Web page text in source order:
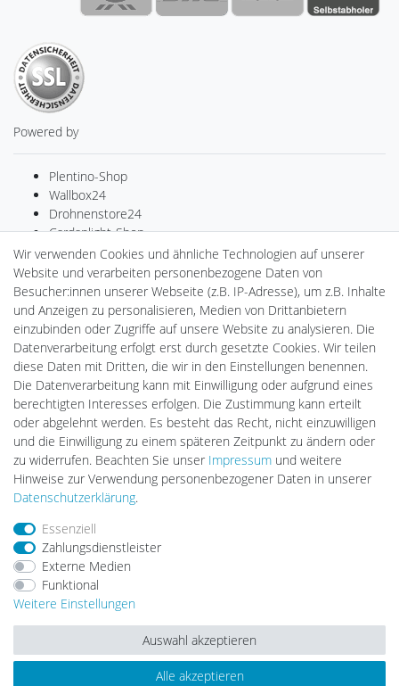
Powered by
Plentino-Shop
Wallbox24
Drohnenstore24
Cardanlight-Shop
Batteriespeicher
PlentiSolar
Gebrauchtlicht
Ledkauf
DEYESOLAR
Lightech Connect
CardanLight Europe
FORTIMO LEDs
LED-RETROSHOP
MeinUSB
Impressum Daten­schutz­erklärung AGB
Barrierefreiheitserklärung
Wir verwenden Cookies und ähnliche Technologien auf unserer
Website und verarbeiten personenbezogene Daten von
Besucher:innen unserer Webseite (z.B. IP-Adresse), um z.B. Inhalte
und Anzeigen zu personalisieren, Medien von Drittanbietern
einzubinden oder Zugriffe auf unsere Website zu analysieren. Die
Datenverarbeitung erfolgt erst durch gesetzte Cookies. Wir teilen
diese Daten mit Dritten, die wir in den Einstellungen benennen.
Die Datenverarbeitung kann mit Einwilligung oder aufgrund eines
berechtigten Interesses erfolgen. Die Zustimmung kann erteilt
oder abgelehnt werden. Es besteht das Recht, nicht einzuwilligen
und die Einwilligung zu einem späteren Zeitpunkt zu ändern oder
zu widerrufen. Beachten Sie unser Impressum und weitere
Hinweise zur Verwendung personenbezogener Daten in unserer
Daten­schutz­erklärung.
Essenziell
Zahlungsdienstleister
Externe Medien
Funktional
Weitere Einstellungen
Alle akzeptieren
Auswahl akzeptieren